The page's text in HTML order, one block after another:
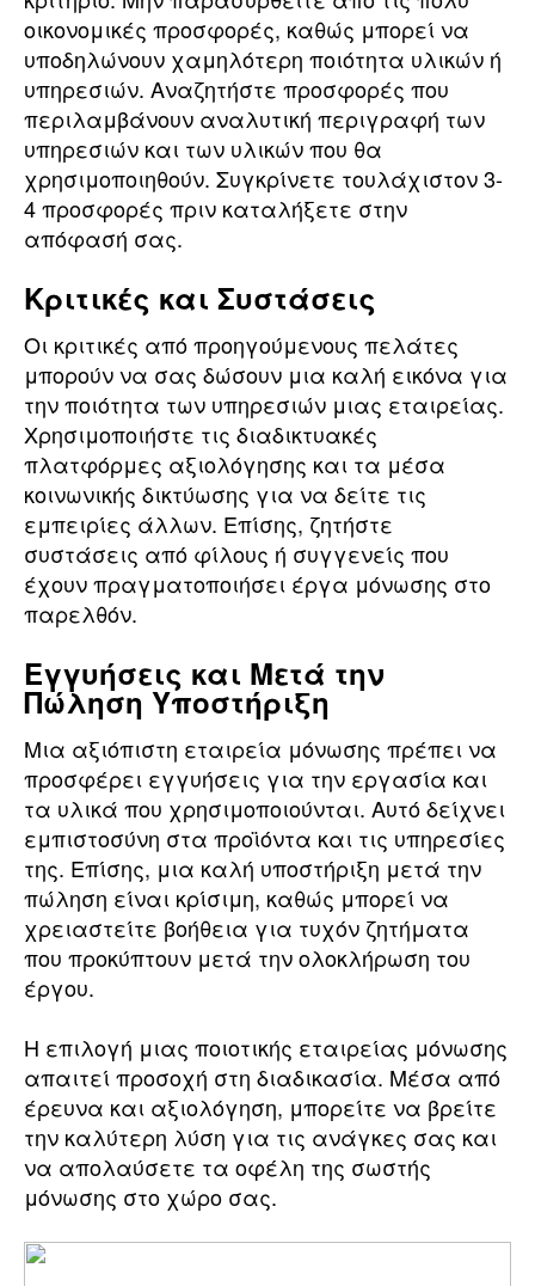
οικονομικές προσφορές, καθώς μπορεί να
υποδηλώνουν χαμηλότερη ποιότητα υλικών ή
υπηρεσιών. Αναζητήστε προσφορές που
περιλαμβάνουν αναλυτική περιγραφή των
υπηρεσιών και των υλικών που θα
χρησιμοποιηθούν. Συγκρίνετε τουλάχιστον 3-
4 προσφορές πριν καταλήξετε στην
απόφασή σας.
Κριτικές και Συστάσεις
Οι κριτικές από προηγούμενους πελάτες
μπορούν να σας δώσουν μια καλή εικόνα για
την ποιότητα των υπηρεσιών μιας εταιρείας.
Χρησιμοποιήστε τις διαδικτυακές
πλατφόρμες αξιολόγησης και τα μέσα
κοινωνικής δικτύωσης για να δείτε τις
εμπειρίες άλλων. Επίσης, ζητήστε
συστάσεις από φίλους ή συγγενείς που
έχουν πραγματοποιήσει έργα μόνωσης στο
παρελθόν.
Εγγυήσεις και Μετά την
Πώληση Υποστήριξη
Μια αξιόπιστη εταιρεία μόνωσης πρέπει να
προσφέρει εγγυήσεις για την εργασία και
τα υλικά που χρησιμοποιούνται. Αυτό δείχνει
εμπιστοσύνη στα προϊόντα και τις υπηρεσίες
της. Επίσης, μια καλή υποστήριξη μετά την
πώληση είναι κρίσιμη, καθώς μπορεί να
χρειαστείτε βοήθεια για τυχόν ζητήματα
που προκύπτουν μετά την ολοκλήρωση του
έργου.
Η επιλογή μιας ποιοτικής εταιρείας μόνωσης
απαιτεί προσοχή στη διαδικασία. Μέσα από
έρευνα και αξιολόγηση, μπορείτε να βρείτε
την καλύτερη λύση για τις ανάγκες σας και
να απολαύσετε τα οφέλη της σωστής
μόνωσης στο χώρο σας.